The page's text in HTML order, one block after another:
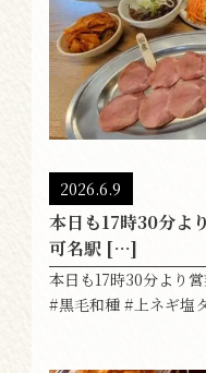
2026.6.9
本日も17時30分よ
可名駅 […]
本日も17時30分より
#黒毛和種 #上ネギ塩